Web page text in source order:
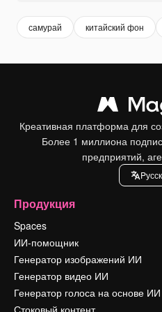
самурай китайский фон
Креативная платформа для
Более 1 миллиона
предприятий,
Продукция
Spaces
ИИ-помощник
Генератор изображений ИИ
Генератор видео ИИ
Генератор голоса на основе ИИ
Стоковый контент